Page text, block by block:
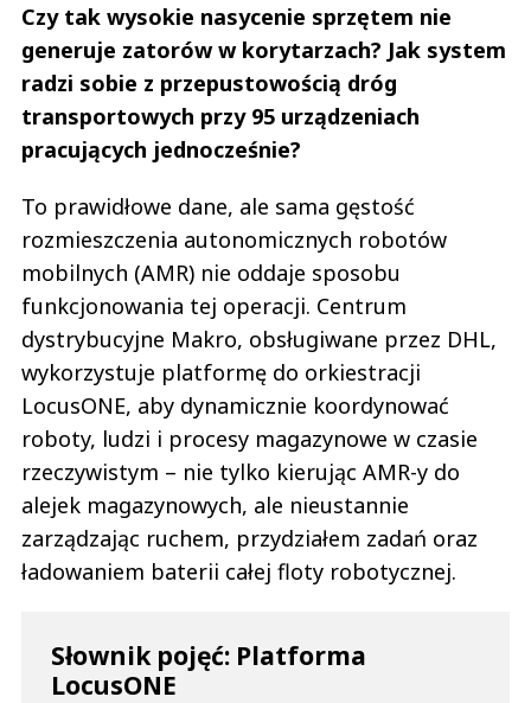
Czy tak wysokie nasycenie sprzętem nie
generuje zatorów w korytarzach? Jak system
radzi sobie z przepustowością dróg
transportowych przy 95 urządzeniach
pracujących jednocześnie?
To prawidłowe dane, ale sama gęstość
rozmieszczenia autonomicznych robotów
mobilnych (AMR) nie oddaje sposobu
funkcjonowania tej operacji. Centrum
dystrybucyjne Makro, obsługiwane przez DHL,
wykorzystuje platformę do orkiestracji
LocusONE, aby dynamicznie koordynować
roboty, ludzi i procesy magazynowe w czasie
rzeczywistym – nie tylko kierując AMR-y do
alejek magazynowych, ale nieustannie
zarządzając ruchem, przydziałem zadań oraz
ładowaniem baterii całej floty robotycznej.
Słownik pojęć: Platforma
LocusONE